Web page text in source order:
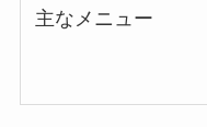
主なメニュー